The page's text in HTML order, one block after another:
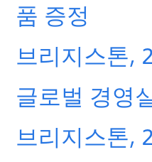
품 증정
브리지스톤,
글로벌 경영
브리지스톤,